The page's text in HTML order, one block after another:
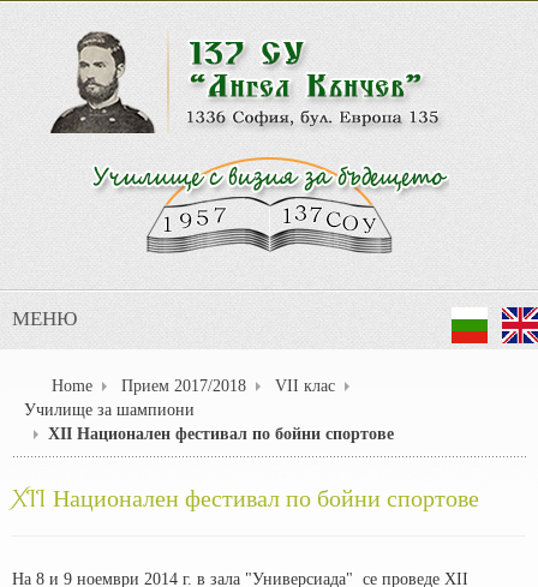
МЕНЮ
Home Прием 2017/2018
VII клас
Училище за шампиони
XII Национален фестивал по бойни спортове
XII Национален фестивал по бойни спортове
На 8 и 9 ноември 2014 г. в зала "Универсиада" се проведе XII